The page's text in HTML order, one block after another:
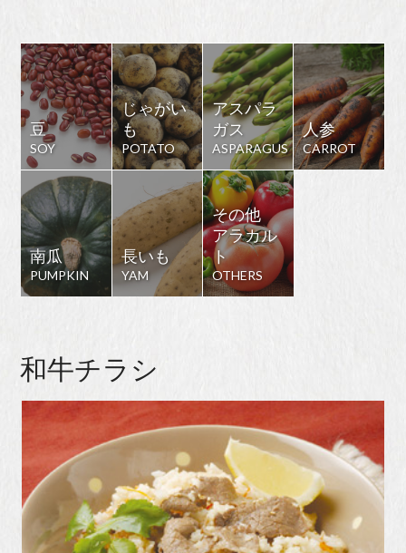
豆
SOY
じゃがい
も
POTATO
アスパラ
ガス
ASPARAGUS
人参
CARROT
南瓜
PUMPKIN
長いも
YAM
その他
アラカル
ト
OTHERS
和牛チラシ